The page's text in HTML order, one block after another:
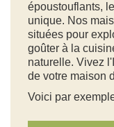
époustouflants,
unique. Nos
situées pour
goûter à la
naturelle. Vivez
de votre maison
Voici par